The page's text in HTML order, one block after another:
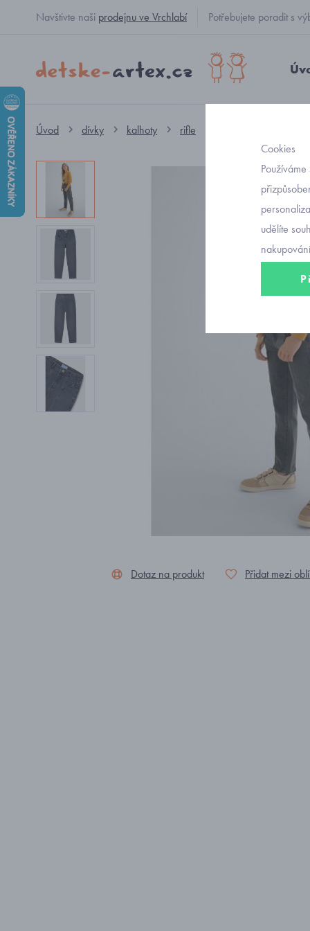
Navštivte naši prodejnu ve Vrchlabí Potřebujete poradit s
Úvod dívky kalhoty rifle
Dotaz na produkt Přidat mezi
Cookies
udělíte